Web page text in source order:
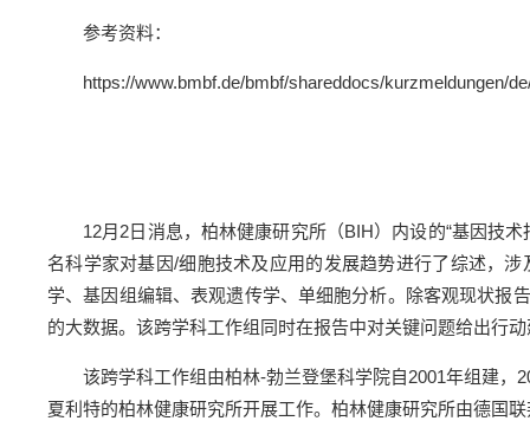
参考资料：
https://www.bmbf.de/bmbf/shareddocs/kurzmeldungen/
12月2日消息，柏林健康研究所（BIH）内设的“基因技
名科学家对基因/细胞技术及应用的发展趋势进行了综述，
学、基因组编辑、表观遗传学、单细胞分析。除客观现状报
的大数据。该跨学科工作组同时在报告中对关键问题给出行
该跨学科工作组由柏林-勃兰登堡科学院自2001年组建，
夏利特的柏林健康研究所开展工作。柏林健康研究所由德国